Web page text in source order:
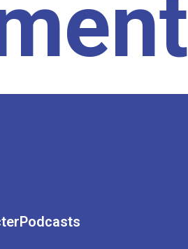
Podcasts